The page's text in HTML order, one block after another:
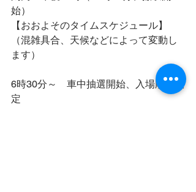
始）
【おおよそのタイムスケジュール】
（混雑具合、天候などによって変動し
ます）
6時30分～　車中抽選開始、入場順番決
定